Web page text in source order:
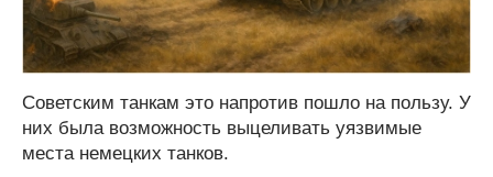
Советским танкам это напротив пошло на пользу. У
них была возможность выцеливать уязвимые
места немецких танков.